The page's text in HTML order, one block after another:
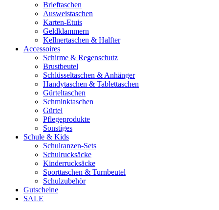
Brieftaschen
Ausweistaschen
Karten-Etuis
Geldklammern
Kellnertaschen & Halfter
Accessoires
Schirme & Regenschutz
Brustbeutel
Schlüsseltaschen & Anhänger
Handytaschen & Tablettaschen
Gürteltaschen
Schminktaschen
Gürtel
Pflegeprodukte
Sonstiges
Schule & Kids
Schulranzen-Sets
Schulrucksäcke
Kinderrucksäcke
Sporttaschen & Turnbeutel
Schulzubehör
Gutscheine
SALE